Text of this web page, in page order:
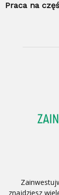
Praca na
znajdziesz